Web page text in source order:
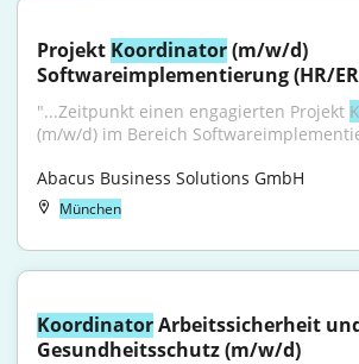
Projekt Koordinator (m/w/d)
Softwareimplementierung (HR/
"...Zeitpunkt einen engagierten Projekt
(m/w/d) im Bereich
Abacus Business Solutions GmbH
München
Koordinator Arbeitssicherheit
Gesundheitsschutz (m/w/d)